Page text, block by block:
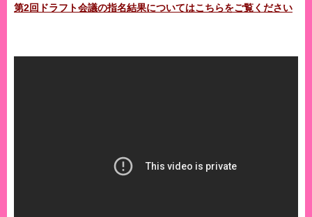
第2回ドラフト会議の指名結果についてはこちらをご覧ください